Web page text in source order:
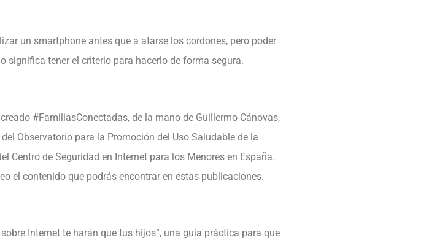
un smartphone antes que a atarse los cordones, pero poder
significa tener el criterio para hacerlo de forma segura.
#FamiliasConectadas, de la mano de Guillermo Cánovas,
Observatorio para la Promoción del Uso Saludable de la
Centro de Seguridad en Internet para los Menores en España.
el contenido que podrás encontrar en estas publicaciones.
Internet te harán que tus hijos”, una guía práctica para que